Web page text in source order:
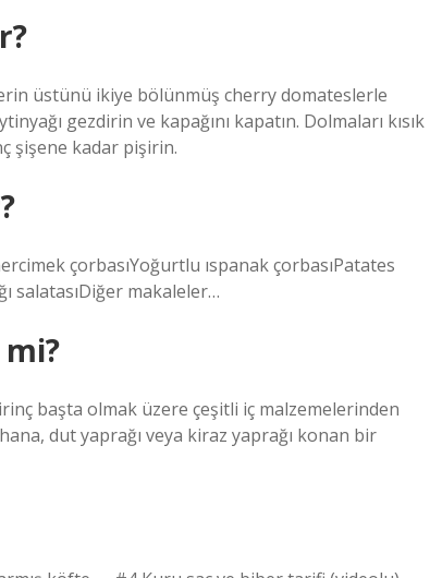
üstünü ikiye bölünmüş cherry domateslerle
gezdirin ve kapağını kapatın. Dolmaları kısık
şişene kadar pişirin.
çorbasıYoğurtlu ıspanak çorbasıPatates
salatasıDiğer makaleler…
başta olmak üzere çeşitli iç malzemelerinden
dut yaprağı veya kiraz yaprağı konan bir